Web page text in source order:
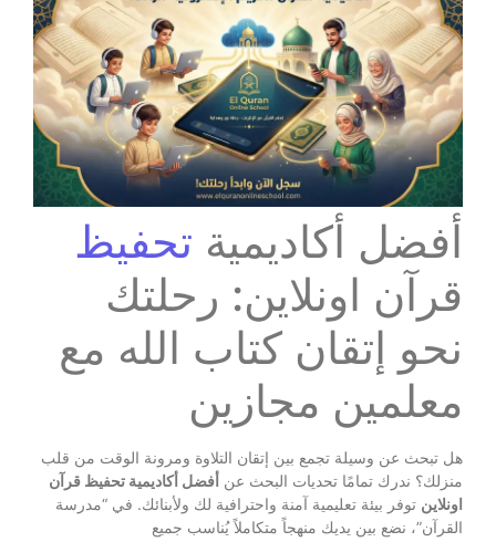
أفضل أكاديمية تحفيظ
قرآن اونلاين: رحلتك
نحو إتقان كتاب الله مع
معلمين مجازين
هل تبحث عن وسيلة تجمع بين إتقان التلاوة ومرونة الوقت من قلب
منزلك؟ ندرك تمامًا تحديات البحث عن أفضل أكاديمية تحفيظ قرآن
اونلاين توفر بيئة تعليمية آمنة واحترافية لك ولأبنائك. في “مدرسة
القرآن”، نضع بين يديك منهجاً متكاملاً يُناسب جميع